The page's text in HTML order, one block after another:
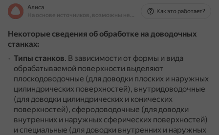
Алиса
На основе источников, возможны неточности
Как это работает?
Некоторые сведения об обработке на доводочных
станках:
Типы станков. В зависимости от формы и вида
обрабатываемой поверхности выделяют
плоскодоводочные (для доводки плоских и наружных
цилиндрических поверхностей), внутридоводочные
(для доводки цилиндрических и конических
поверхностей), сферодоводочные (для доводки
внутренних и наружных сферических поверхностей)
и специальные (для доводки внутренних и наружных